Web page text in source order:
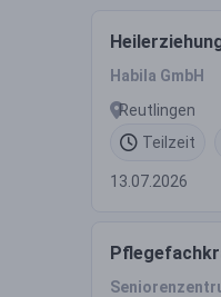
Habila GmbH
Reutlingen
Teilzeit
13.07.2026